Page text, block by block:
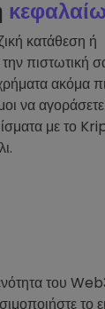
κατάθεση ή
πιστωτική
ακόμα
να
με το
του
το